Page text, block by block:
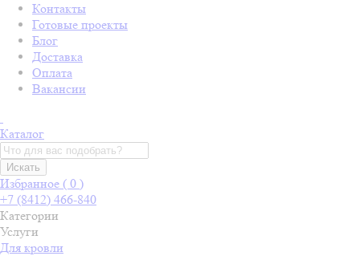
Контакты
Готовые проекты
Блог
Доставка
Оплата
Вакансии
Каталог
Искать
Избранное ( 0 )
+7 (8412) 466-840
Категории
Услуги
Для кровли